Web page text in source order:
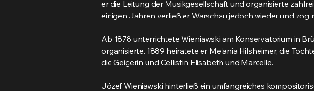
er die Leitung der Musikgesellschaft und organisierte
einigen Jahren verließ er Warschau jedoch wieder und zog
Ab 1878 unterrichtete Wieniawski am Konservatorium in
organisierte. 1889 heiratete er Melania Hilsheimer, die
die Geigerin und Cellistin Elisabeth und Marcelle.
Józef Wieniawski hinterließ ein umfangreiches